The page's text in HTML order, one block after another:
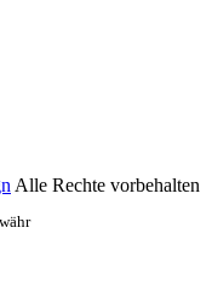
Alle Rechte vorbehalten